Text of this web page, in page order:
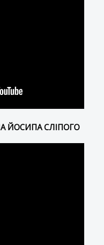
ЙОСИПА СЛІПОГО